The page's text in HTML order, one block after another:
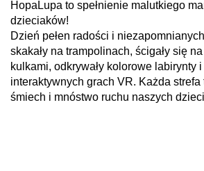
HopaLupa to spełnienie malutkiego
dzieciaków!
Dzień pełen radości i
skakały na trampolinach, ścigały się
kulkami, odkrywały kolorowe labirynty
interaktywnych grach VR. Każda strefa
śmiech i mnóstwo ruchu naszych